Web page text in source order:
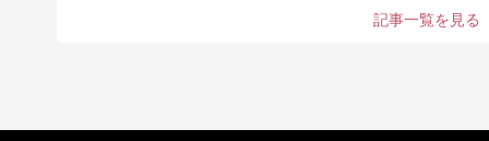
記事一覧を見る